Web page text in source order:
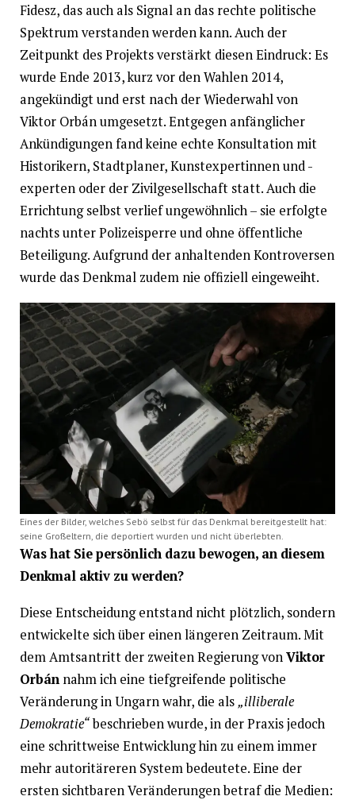
Fidesz, das auch als Signal an das rechte politische
Spektrum verstanden werden kann. Auch der
Zeitpunkt des Projekts verstärkt diesen Eindruck: Es
wurde Ende 2013, kurz vor den Wahlen 2014,
angekündigt und erst nach der Wiederwahl von
Viktor Orbán umgesetzt. Entgegen anfänglicher
Ankündigungen fand keine echte Konsultation mit
Historikern, Stadtplaner, Kunstexpertinnen und -
experten oder der Zivilgesellschaft statt. Auch die
Errichtung selbst verlief ungewöhnlich – sie erfolgte
nachts unter Polizeisperre und ohne öffentliche
Beteiligung. Aufgrund der anhaltenden Kontroversen
wurde das Denkmal zudem nie offiziell eingeweiht.
Eines der Bilder, welches Sebö selbst für das Denkmal bereitgestellt hat:
seine Großeltern, die deportiert wurden und nicht überlebten.
Was hat Sie persönlich dazu bewogen, an diesem
Denkmal aktiv zu werden?
Diese Entscheidung entstand nicht plötzlich, sondern
entwickelte sich über einen längeren Zeitraum. Mit
dem Amtsantritt der zweiten Regierung vonViktor
Orbánnahm ich eine tiefgreifende politische
Veränderung in Ungarn wahr, die als„illiberale
Demokratie“beschrieben wurde, in der Praxis jedoch
eine schrittweise Entwicklung hin zu einem immer
mehr autoritäreren System bedeutete. Eine der
ersten sichtbaren Veränderungen betraf die Medien: